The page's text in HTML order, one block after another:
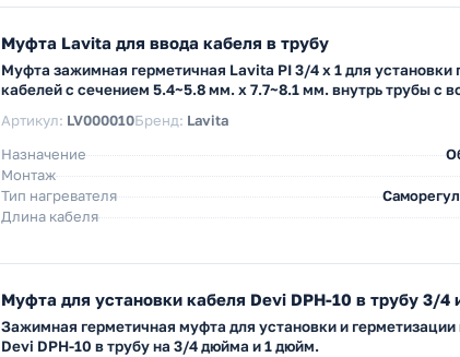
Муфта Lavita для ввода кабеля в трубу
Муфта зажимная герметичная Lavita PI 3/4 x 1 для установки
кабелей с сечением 5.4~5.8 мм. x 7.7~8.1 мм. внутрь трубы с
Артикул: LV000010Бренд: Lavita
Назначение
Монтаж
Тип нагревателя
Длина кабеля
Муфта для установки кабеля Devi DPH-10 в трубу 3/4
Зажимная герметичная муфта для установки и герметизации
Devi DPH-10 в трубу на 3/4 дюйма и 1 дюйм.